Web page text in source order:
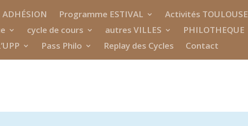
ADHÉSION Programme ESTIVAL
Activités TOULOUSE
cycle de cours autres VILLES PHILOTHEQUE
Pass Philo Replay des Cycles Contact